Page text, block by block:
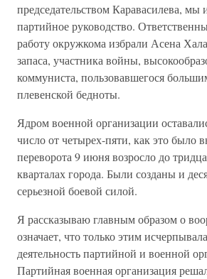
председательством Каравасилева, мы
партийное руководство.
работу окружкома избрали Асена
запаса, участника войны,
коммуниста, пользовавшегося
плевенской бедноты.
Ядром военной организации
число от четырех-пяти, как это было
переворота 9 июня возросло до
кварталах города. Были созданы и
серьезной боевой силой.
Я рассказываю главным образом о
означает, что только этим
деятельность партийной и военной
Партийная военная организация